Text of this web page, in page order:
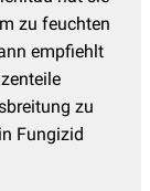
zu feuchten
empfiehlt
zu
Fungizid